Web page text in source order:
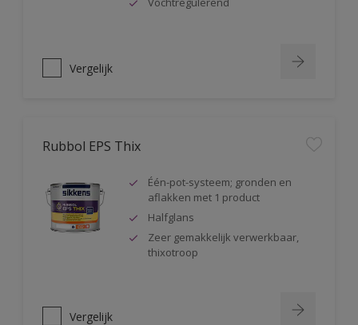
Vergelijk
Rubbol EPS Thix
Één-pot-systeem; gronden en
aflakken met 1 product
Halfglans
Zeer gemakkelijk verwerkbaar,
thixotroop
Vergelijk